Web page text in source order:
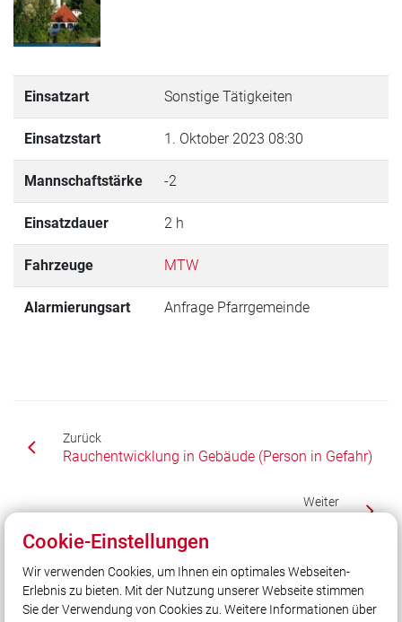
Einsatzart Sonstige Tätigkeiten
Einsatzstart 1. Oktober 2023 08:30
Mannschaftstärke -2
Einsatzdauer 2 h
Fahrzeuge MTW
Alarmierungsart Anfrage Pfarrgemeinde
Zurück
Rauchentwicklung in Gebäude (Person in Gefahr)
Weiter
Unser Leitsatz
Cookie-Einstellungen
Wir verwenden Cookies, um Ihnen ein optimales Webseiten-
Erlebnis zu bieten. Mit der Nutzung unserer Webseite stimmen
Sie der Verwendung von Cookies zu. Weitere Informationen über